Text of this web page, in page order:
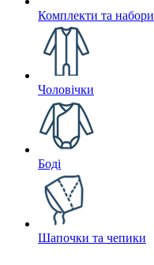
Комплекти та набори
Чоловічки
Боді
Шапочки та чепики